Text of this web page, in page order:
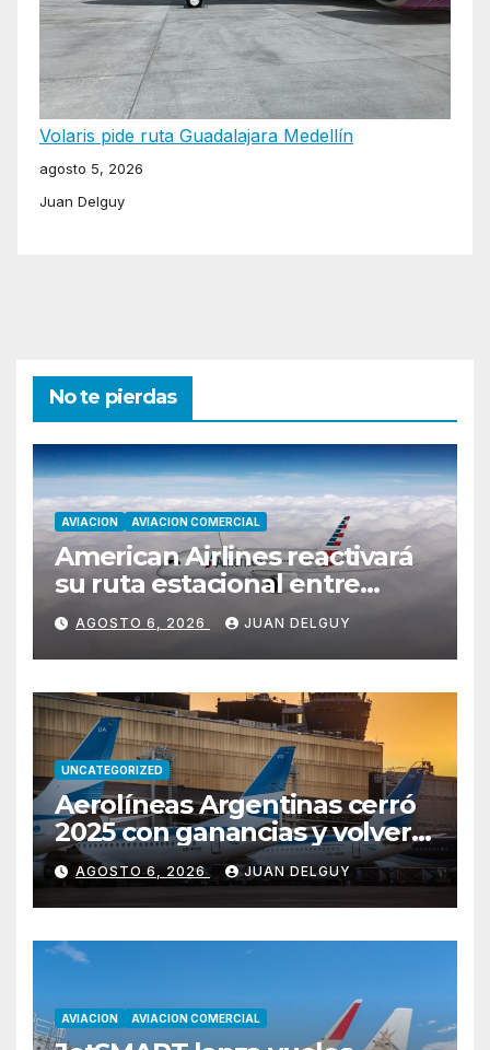
Volaris pide ruta Guadalajara Medellín
agosto 5, 2026
Juan Delguy
No te pierdas
AVIACION AVIACION COMERCIAL
American Airlines reactivará
su ruta estacional entre
Miami y Montevideo con
vuelos diarios
AGOSTO 6, 2026 JUAN DELGUY
UNCATEGORIZED
Aerolíneas Argentinas cerró
2025 con ganancias y volverá
a pagar impuesto a las
ganancias
AGOSTO 6, 2026 JUAN DELGUY
AVIACION AVIACION COMERCIAL